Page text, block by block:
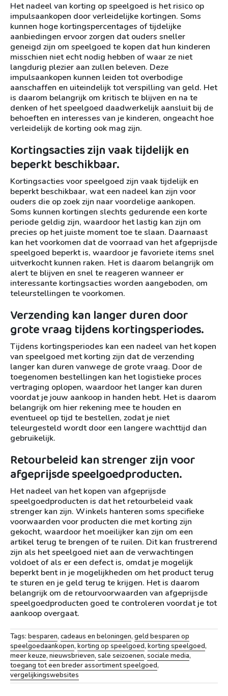
Het nadeel van korting op speelgoed is het risico op
impulsaankopen door verleidelijke kortingen. Soms
kunnen hoge kortingspercentages of tijdelijke
aanbiedingen ervoor zorgen dat ouders sneller
geneigd zijn om speelgoed te kopen dat hun kinderen
misschien niet echt nodig hebben of waar ze niet
langdurig plezier aan zullen beleven. Deze
impulsaankopen kunnen leiden tot overbodige
aanschaffen en uiteindelijk tot verspilling van geld. Het
is daarom belangrijk om kritisch te blijven en na te
denken of het speelgoed daadwerkelijk aansluit bij de
behoeften en interesses van je kinderen, ongeacht hoe
verleidelijk de korting ook mag zijn.
Kortingsacties zijn vaak tijdelijk en
beperkt beschikbaar.
Kortingsacties voor speelgoed zijn vaak tijdelijk en
beperkt beschikbaar, wat een nadeel kan zijn voor
ouders die op zoek zijn naar voordelige aankopen.
Soms kunnen kortingen slechts gedurende een korte
periode geldig zijn, waardoor het lastig kan zijn om
precies op het juiste moment toe te slaan. Daarnaast
kan het voorkomen dat de voorraad van het afgeprijsde
speelgoed beperkt is, waardoor je favoriete items snel
uitverkocht kunnen raken. Het is daarom belangrijk om
alert te blijven en snel te reageren wanneer er
interessante kortingsacties worden aangeboden, om
teleurstellingen te voorkomen.
Verzending kan langer duren door
grote vraag tijdens kortingsperiodes.
Tijdens kortingsperiodes kan een nadeel van het kopen
van speelgoed met korting zijn dat de verzending
langer kan duren vanwege de grote vraag. Door de
toegenomen bestellingen kan het logistieke proces
vertraging oplopen, waardoor het langer kan duren
voordat je jouw aankoop in handen hebt. Het is daarom
belangrijk om hier rekening mee te houden en
eventueel op tijd te bestellen, zodat je niet
teleurgesteld wordt door een langere wachttijd dan
gebruikelijk.
Retourbeleid kan strenger zijn voor
afgeprijsde speelgoedproducten.
Het nadeel van het kopen van afgeprijsde
speelgoedproducten is dat het retourbeleid vaak
strenger kan zijn. Winkels hanteren soms specifieke
voorwaarden voor producten die met korting zijn
gekocht, waardoor het moeilijker kan zijn om een
artikel terug te brengen of te ruilen. Dit kan frustrerend
zijn als het speelgoed niet aan de verwachtingen
voldoet of als er een defect is, omdat je mogelijk
beperkt bent in je mogelijkheden om het product terug
te sturen en je geld terug te krijgen. Het is daarom
belangrijk om de retourvoorwaarden van afgeprijsde
speelgoedproducten goed te controleren voordat je tot
aankoop overgaat.
Tags: besparen, cadeaus en beloningen, geld besparen op
speelgoedaankopen, korting op speelgoed, korting speelgoed,
meer keuze, nieuwsbrieven, sale seizoenen, sociale media,
toegang tot een breder assortiment speelgoed,
vergelijkingswebsites